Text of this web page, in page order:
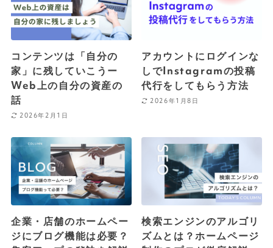
コンテンツは「自分の
家」に残していこうー
Web上の自分の資産の
話
2026年2月1日
アカウントにログインな
しでInstagramの投稿
代行をしてもらう方法
2026年1月8日
企業・店舗のホームペー
ジにブログ機能は必要？
検索エンジンのアルゴリ
ズムとは？ホームページ